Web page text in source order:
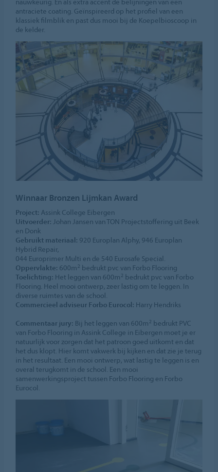
antraciete coating. Geïnspireerd op het profiel van een
klassiek filmblik en past dus mooi bij de Koepelbioscoop in
de kelder.
Winnaar Bronzen Lijmkan Award
Project: Assink College Eibergen
Uitvoerder: Johan Jansen van TON Projectstoffering uit Beek
en Donk
Gebruikt materiaal: 920 Europlan Alphy, 946 Europlan
Hybrid Repair,
044 Europrimer Multi en de 540 Eurosafe Special.
Oppervlakte: 600m 2 bedrukt pvc van Forbo Flooring
Toelichting: Het leggen van 600m 2 bedrukt pvc van Forbo
Flooring. Heel mooi ontwerp, zeer lastig om te leggen. In
diverse ruimtes van de school.
Commercieel adviseur Forbo Eurocol: Harry Hendriks
Commentaar jury: Bij het leggen van 600m 2 bedrukt PVC
van Forbo Flooring in Assink College in Eibergen moet je er
natuurlijk voor zorgen dat het patroon goed uitkomt en dat
het dus klopt. Hier komt vakwerk bij kijken en dat zie je terug
in het resultaat. Een mooi ontwerp, wat lastig te leggen is en
overal terugkomt in de school. Een mooi
samenwerkingsproject tussen Forbo Flooring en Forbo
Eurocol.